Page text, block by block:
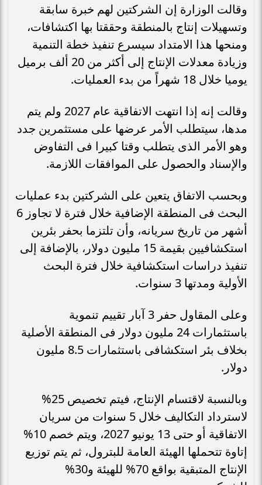
وقالت الوزارة إن الشركتين لهم خبرة سابقة
وتسهيلات إنتاج بالمنطقة وحققتا بها اكتشافات،
ومنحها هذا الامتداد سيسرع تنفيذ خطة التنمية
وزيادة معدلات الإنتاج إلى أكثر من 20 ألف برميل
يوميا خلال 18 شهراً من بدء العمليات.
وقالت إنه إذا انتهت الاتفاقية عام 2027 ولم يتم
مدها، سيتطلب الأمر عرضها على مستثمرين جدد
وهو الأمر الذى يتطلب وقتا كبيرا فى التفاوض
والإسناد والحصول على الموافقات اللازمة.
وبحسب الاتفاق يتعين على الشركتين بدء عمليات
البحث فى المنطقة الإضافية خلال فترة لا تجاوز 6
أشهر من تاريخ سريانه، وأن تلتزما بحفر بئرين
استكشافيين بقيمة 15 مليون دولار، بالإضافة إلى
تنفيذ دراسات استكشافية خلال فترة البحث
الأولية ومدتها 3 سنوات.
وعلى المقاول حفر 3 آبار تقييم تنموية
باستثمارات 24 مليون دولار فى المنطقة الأصلية
بخلاف بئر استكشافى باستثمارات 8.5 مليون
دولار.
وبالنسبة لاقتسام الإنتاج، فيتم تخصيص 25%
لاسترداد التكاليف خلال 5 سنوات من سريان
الاتفاقية أو حتى 13 يونيو 2027، ويتم خصم 10%
إتاوة تتحملها الهيئة العامة للبترول، ثم يتم توزيع
الإنتاج المتبقية بواقع 70% للهيئة و30%